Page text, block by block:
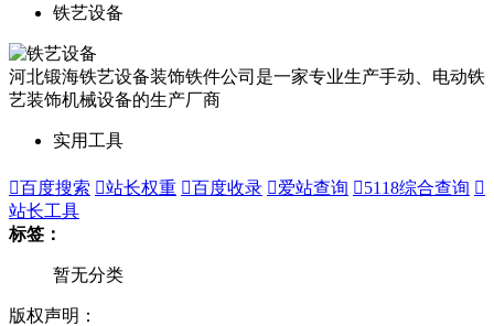
铁艺设备
河北锻海铁艺设备装饰铁件公司是一家专业生产手动、电动铁
艺装饰机械设备的生产厂商
实用工具
百度搜索 站长权重 百度收录 爱站查询 5118综合查询 
站长工具
标签：
暂无分类
版权声明：